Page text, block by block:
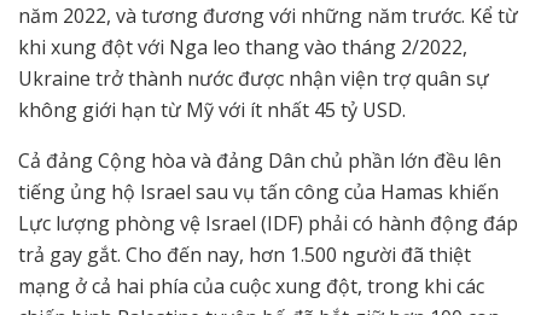
năm 2022, và tương đương với những năm trước. Kể từ
khi xung đột với Nga leo thang vào tháng 2/2022,
Ukraine trở thành nước được nhận viện trợ quân sự
không giới hạn từ Mỹ với ít nhất 45 tỷ USD.
Cả đảng Cộng hòa và đảng Dân chủ phần lớn đều lên
tiếng ủng hộ Israel sau vụ tấn công của Hamas khiến
Lực lượng phòng vệ Israel (IDF) phải có hành động đáp
trả gay gắt. Cho đến nay, hơn 1.500 người đã thiệt
mạng ở cả hai phía của cuộc xung đột, trong khi các